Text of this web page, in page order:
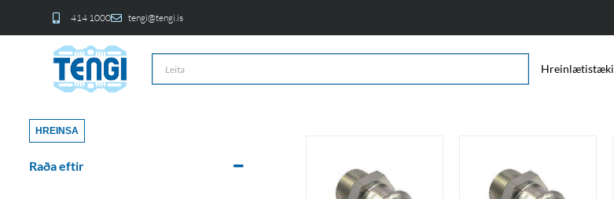
414 1000 tengi@tengi.is
Hreinlætistæki
HREINSA
Raða eftir